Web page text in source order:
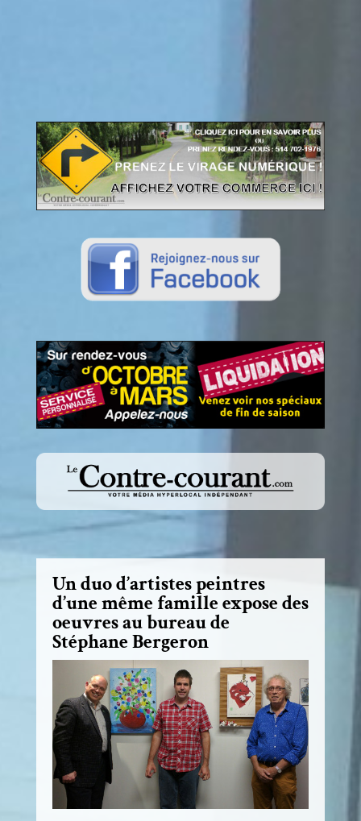
Un duo d’artistes peintres
d’une même famille expose des
oeuvres au bureau de
Stéphane Bergeron